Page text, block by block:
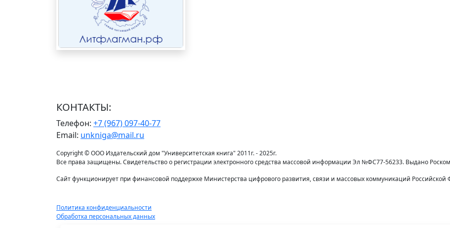
КОНТАКТЫ:
Телефон: +7 (967) 097-40-77
Email: unkniga@mail.ru
Copyright © ООО Издательский дом "Университетская книга" 2011г. - 2025г.
Все права защищены. Свидетельство о регистрации электронного средства массовой информации Эл №ФС77-56233. Выдано
Сайт функционирует при финансовой поддержке Министерства цифрового развития, связи и массовых коммуникаций Российской
Политика конфиденциальности
Обработка персональных данных